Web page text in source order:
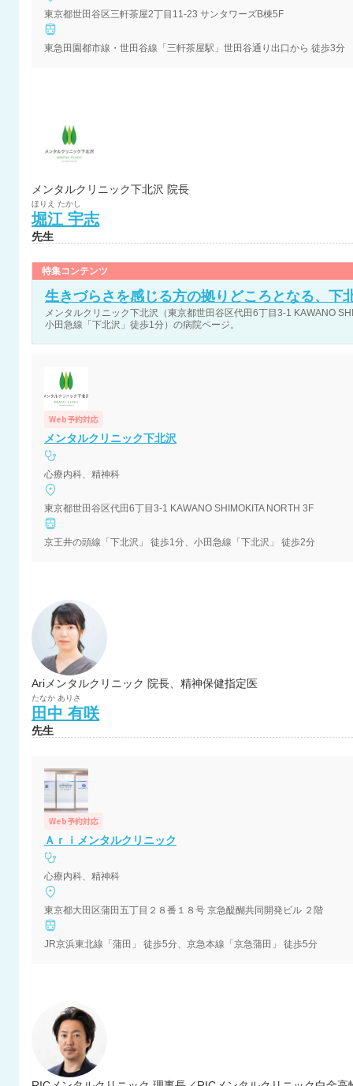
東京都世田谷区三軒茶屋2丁目11-23 サンタワーズB棟5F
東急田園都市線・世田谷線「三軒茶屋駅」世田谷通り出口から 徒歩3分
メンタルクリニック下北沢 院長
ほりえ たかし
堀江 宇志
先生
特集コンテンツ
生きづらさを感じる方の拠りどころとなる、下
メンタルクリニック下北沢（東京都世田谷区代田6丁目3-1 KAWANO
小田急線「下北沢」徒歩1分）の病院ページ。
Web予約対応
メンタルクリニック下北沢
心療内科、精神科
東京都世田谷区代田6丁目3-1 KAWANO SHIMOKITA NORTH 3F
京王井の頭線「下北沢」 徒歩1分、小田急線「下北沢」 徒歩2分
Ariメンタルクリニック 院長、精神保健指定医
たなか ありさ
田中 有咲
先生
Web予約対応
Ａｒｉメンタルクリニック
心療内科、精神科
東京都大田区蒲田五丁目２８番１８号 京急醍醐共同開発ビル ２階
JR京浜東北線「蒲田」 徒歩5分、京急本線「京急蒲田」 徒歩5分